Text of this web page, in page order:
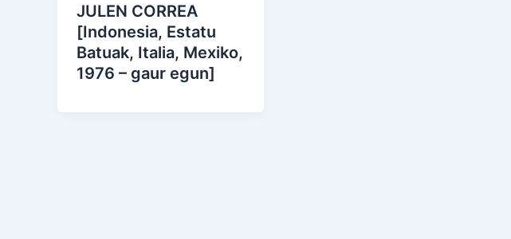
JULEN CORREA
[Indonesia, Estatu
Batuak, Italia, Mexiko,
1976 – gaur egun]